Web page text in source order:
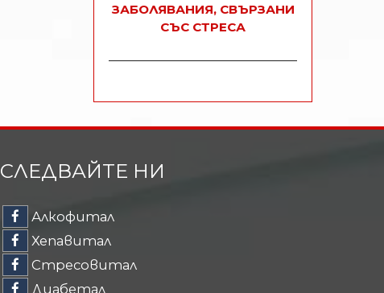
ЗАБОЛЯВАНИЯ, СВЪРЗАНИ
СЪС СТРЕСА
СЛЕДВАЙТЕ НИ
Алкофитал
Хепавитал
Стресовитал
Диабетал